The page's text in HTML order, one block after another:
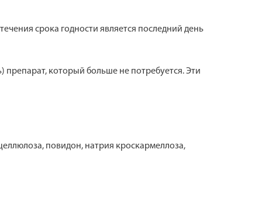
срока годности является последний день
препарат, который больше не потребуется. Эти
повидон, натрия кроскармеллоза,